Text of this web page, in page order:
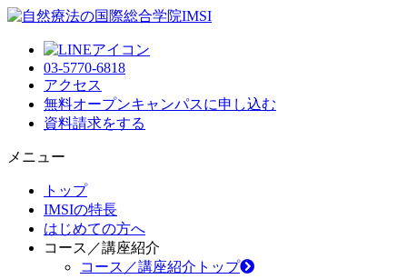
03-5770-6818
アクセス
無料オープンキャンパスに申し込む
資料請求をする
メニュー
トップ
IMSIの特長
はじめての方へ
コース／講座紹介
コース／講座紹介トップ